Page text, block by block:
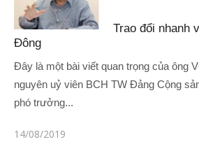
Trao đổi nhanh
Đông
Đây là một bài viết quan trọng của ông
nguyên uỷ viên BCH TW Đảng Cộng
phó trưởng...
Đăng
14/08/2019